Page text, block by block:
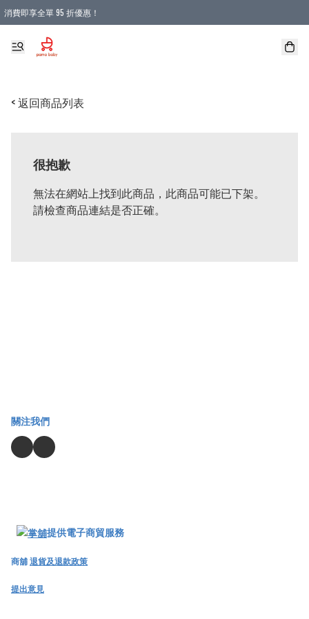
消費即享全單 95 折優惠！
購物滿 HKD 900.00即享免運費優惠！（適用於 本地送貨、本地取貨 )
< 返回商品列表
很抱歉
無法在網站上找到此商品，此商品可能已下架。
請檢查商品連結是否正確。
關注我們
提供電子商貿服務
商舖退貨及退款政策
提出意見